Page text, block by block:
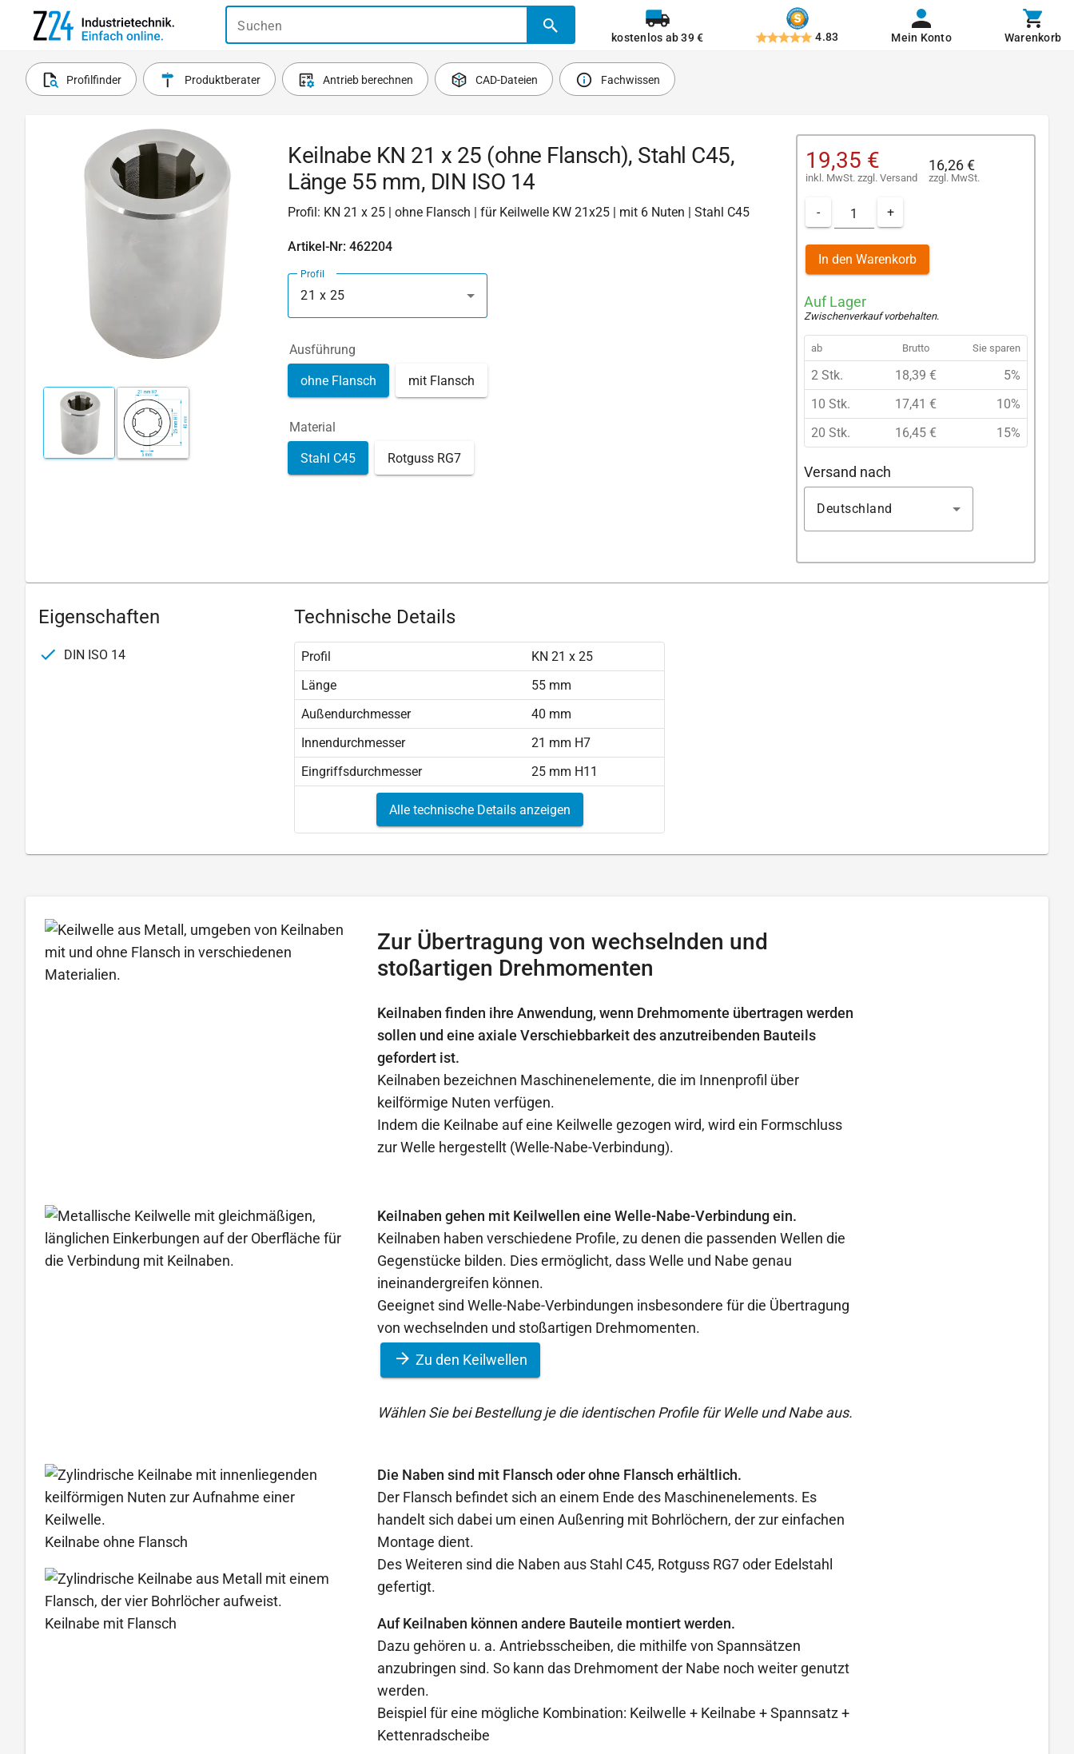
Suchen
kostenlos ab 39 € 4.83 Mein Konto Warenkorb
Profilfinder Produktberater Antrieb berechnen CAD-Dateien Fachwissen
Keilnabe KN 21 x 25 (ohne Flansch), Stahl C45,
Länge 55 mm, DIN ISO 14
Profil: KN 21 x 25 | ohne Flansch | für Keilwelle KW 21x25 | mit 6 Nuten | Stahl C45
Artikel-Nr: 462204
Profil
21 x 25
Ausführung
ohne Flansch mit Flansch
Material
Stahl C45 Rotguss RG7
19,35 €
inkl. MwSt. zzgl. Versand
16,26 €
zzgl. MwSt.
- +
In den Warenkorb
Auf Lager
Zwischenverkauf vorbehalten.
ab Brutto Sie sparen
2 Stk. 18,39 €
5%
10 Stk.
17,41 €
10%
20 Stk.
16,45 € 15%
Versand nach
Deutschland
Eigenschaften
DIN ISO 14
Technische Details
Profil
KN 21 x 25
Länge
55 mm
Außendurchmesser
40 mm
Innendurchmesser
21 mm H7
Eingriffsdurchmesser
25 mm H11
Alle technische Details anzeigen
Zur Übertragung von wechselnden und
stoßartigen Drehmomenten
Keilnaben finden ihre Anwendung, wenn Drehmomente übertragen werden
sollen und eine axiale Verschiebbarkeit des anzutreibenden Bauteils
gefordert ist.
Keilnaben bezeichnen Maschinenelemente, die im Innenprofil über
keilförmige Nuten verfügen.
Indem die Keilnabe auf eine Keilwelle gezogen wird, wird ein Formschluss
zur Welle hergestellt (Welle-Nabe-Verbindung).
Keilnaben gehen mit Keilwellen eine Welle-Nabe-Verbindung ein.
Keilnaben haben verschiedene Profile, zu denen die passenden Wellen die
Gegenstücke bilden. Dies ermöglicht, dass Welle und Nabe genau
ineinandergreifen können.
Geeignet sind Welle-Nabe-Verbindungen insbesondere für die Übertragung
von wechselnden und stoßartigen Drehmomenten.
Zu den Keilwellen
Wählen Sie bei Bestellung je die identischen Profile für Welle und Nabe aus.
Keilnabe ohne Flansch
Keilnabe mit Flansch
Die Naben sind mit Flansch oder ohne Flansch erhältlich.
Der Flansch befindet sich an einem Ende des Maschinenelements. Es
handelt sich dabei um einen Außenring mit Bohrlöchern, der zur einfachen
Montage dient.
Des Weiteren sind die Naben aus Stahl C45, Rotguss RG7 oder Edelstahl
gefertigt.
Auf Keilnaben können andere Bauteile montiert werden.
Dazu gehören u. a. Antriebsscheiben, die mithilfe von Spannsätzen
anzubringen sind. So kann das Drehmoment der Nabe noch weiter genutzt
werden.
Beispiel für eine mögliche Kombination: Keilwelle + Keilnabe + Spannsatz +
Kettenradscheibe